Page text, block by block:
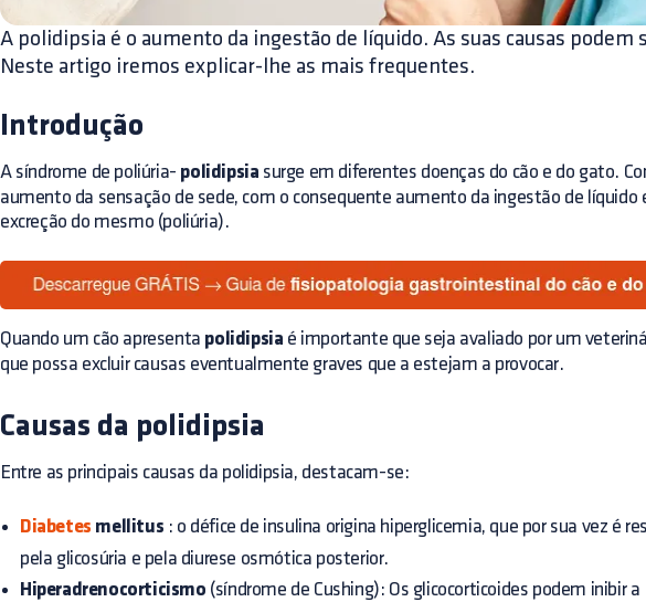
A polidipsia é o aumento da ingestão de líquido. As suas causas podem
Neste artigo iremos explicar-lhe as mais frequentes.
Introdução
A síndrome de poliúria- polidipsia surge em diferentes doenças do cão e do gato.
aumento da sensação de sede, com o consequente aumento da ingestão de líquido
excreção do mesmo (poliúria).
Quando um cão apresenta polidipsia é importante que seja avaliado por um
que possa excluir causas eventualmente graves que a estejam a provocar.
Causas da polidipsia
Entre as principais causas da polidipsia, destacam-se:
Diabetes mellitus : o défice de insulina origina hiperglicemia, que por sua vez é
pela glicosúria e pela diurese osmótica posterior.
Hiperadrenocorticismo (síndrome de Cushing): Os glicocorticoides podem inibir a